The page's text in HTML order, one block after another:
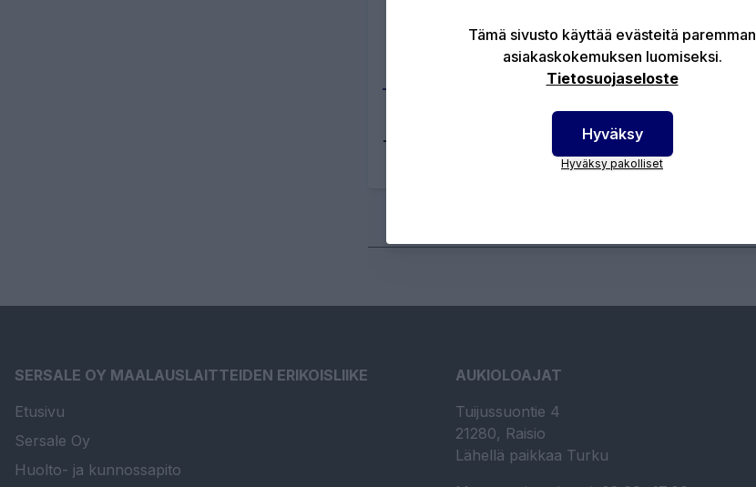
Tekniset edut
Tuotenumero:
SERSALE OY MAALAUSLAITTEIDEN ERIKOISLIIKE
Etusivu
Sersale Oy
Huolto- ja kunnossapito
AUKIOLOAJAT
Tuijussuontie 4
21280, Raisio
Lähellä paikkaa Turku
Tämä sivusto käyttää evästeitä paremman
asiakaskokemuksen luomiseksi.
Tietosuojaseloste
Hyväksy
Hyväksy pakolliset